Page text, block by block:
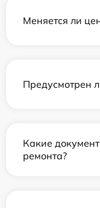
Меняется ли
Предусмотрен
Какие
ремонта?